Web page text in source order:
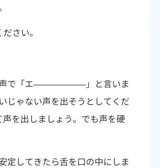
さい。
い声で「エ――――――」と言いま
じゃない声を出そうとしてくだ
出しましょう。でも声を硬
定してきたら舌を口の中にしま